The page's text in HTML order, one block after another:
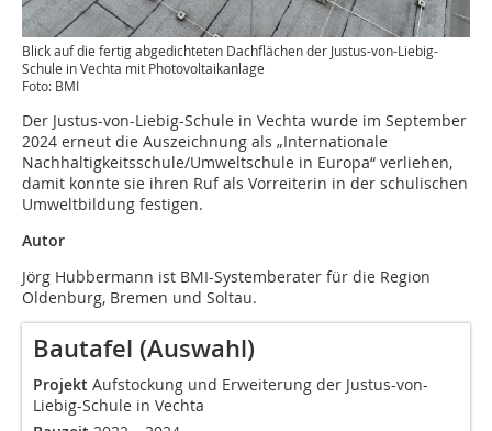
Blick auf die fertig abgedichteten Dachflächen der Justus-von-Liebig-
Schule in Vechta mit Photovoltaikanlage
Foto: BMI
Der Justus-von-Liebig-Schule in Vechta wurde im September
2024 erneut die Auszeichnung als „Internationale
Nachhaltigkeitsschule/Umweltschule in Europa“ verliehen,
damit konnte sie ihren Ruf als Vorreiterin in der schulischen
Umweltbildung festigen.
Autor
Jörg Hubbermann ist BMI-Systemberater für die Region
Oldenburg, Bremen und Soltau.
Bautafel (Auswahl)
Projekt Aufstockung und Erweiterung der Justus-von-
Liebig-Schule in Vechta